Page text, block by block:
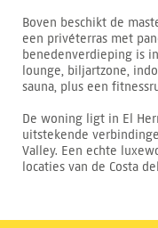
Boven beschikt de
een privéterras met
benedenverdieping is
lounge, biljartzone,
sauna, plus een
De woning ligt in El
uitstekende
Valley. Een echte
locaties van de Costa